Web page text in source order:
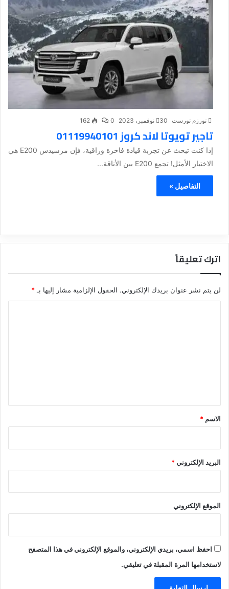
تورزم تورست 30 نوفمبر، 2023 0
162
تاجير تويوتا لاند كروز 01119940101
إذا كنت تبحث عن تجربة قيادة فاخرة وراقية، فإن مرسيدس E200 هي
الاختيار الأمثل! تجمع E200 بين الأناقة...
التفاصيل »
اترك تعليقاً
لن يتم نشر عنوان بريدك الإلكتروني. الحقول الإلزامية مشار إليها بـ *
*
الاسم *
البريد الإلكتروني*
الموقع الإلكتروني
احفظ اسمي، بريدي الإلكتروني، والموقع الإلكتروني في هذا المتصفح
لاستخدامها المرة المقبلة في تعليقي.